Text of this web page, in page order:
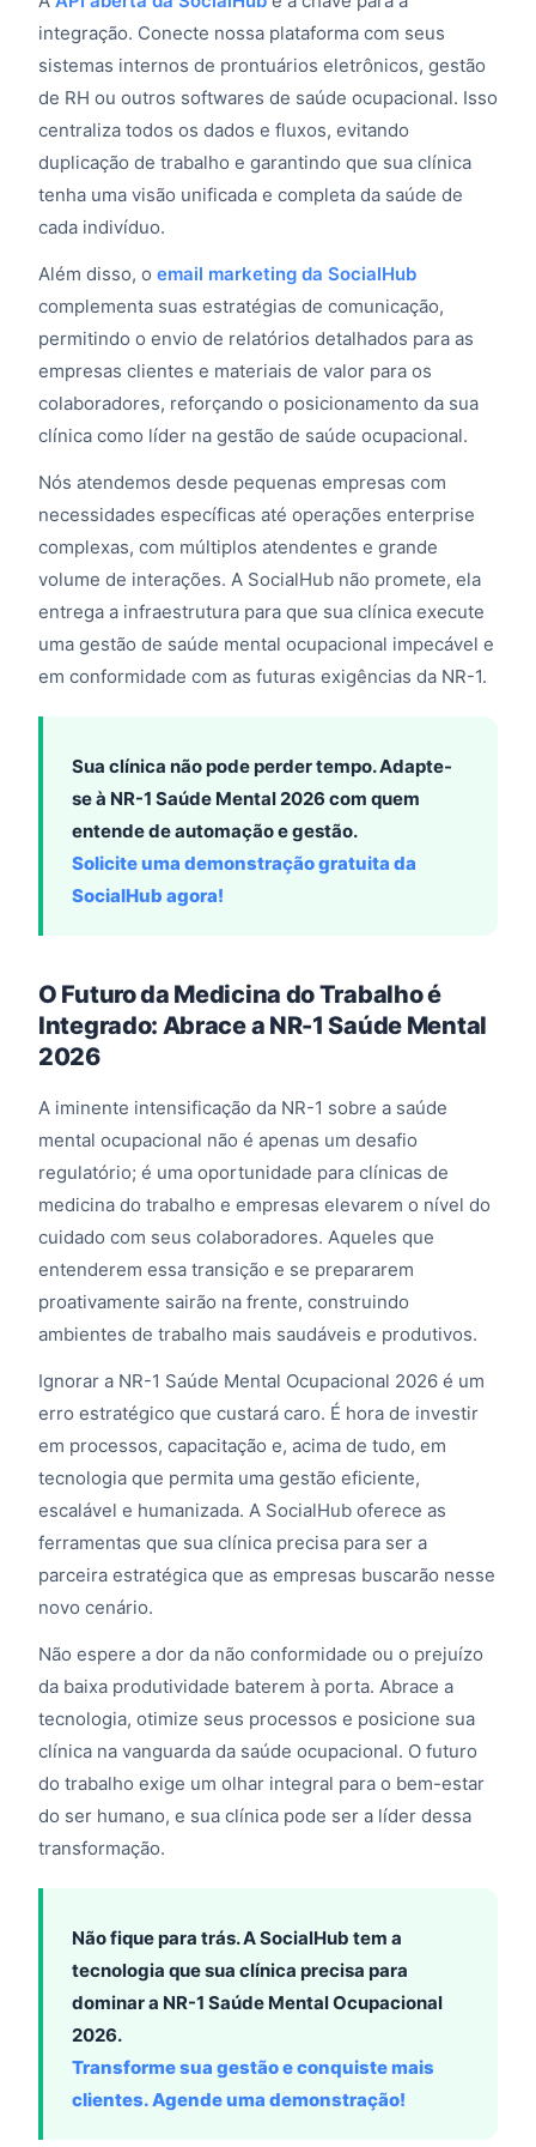
integração. Conecte nossa plataforma com seus
sistemas internos de prontuários eletrônicos, gestão
de RH ou outros softwares de saúde ocupacional. Isso
centraliza todos os dados e fluxos, evitando
duplicação de trabalho e garantindo que sua clínica
tenha uma visão unificada e completa da saúde de
cada indivíduo.
Além disso, o email marketing da SocialHub
complementa suas estratégias de comunicação,
permitindo o envio de relatórios detalhados para as
empresas clientes e materiais de valor para os
colaboradores, reforçando o posicionamento da sua
clínica como líder na gestão de saúde ocupacional.
Nós atendemos desde pequenas empresas com
necessidades específicas até operações enterprise
complexas, com múltiplos atendentes e grande
volume de interações. A SocialHub não promete, ela
entrega a infraestrutura para que sua clínica execute
uma gestão de saúde mental ocupacional impecável e
em conformidade com as futuras exigências da NR-1.
Sua clínica não pode perder tempo. Adapte-
se à NR-1 Saúde Mental 2026 com quem
entende de automação e gestão.
Solicite uma demonstração gratuita da
SocialHub agora!
O Futuro da Medicina do Trabalho é
Integrado: Abrace a NR-1 Saúde Mental
2026
A iminente intensificação da NR-1 sobre a saúde
mental ocupacional não é apenas um desafio
regulatório; é uma oportunidade para clínicas de
medicina do trabalho e empresas elevarem o nível do
cuidado com seus colaboradores. Aqueles que
entenderem essa transição e se prepararem
proativamente sairão na frente, construindo
ambientes de trabalho mais saudáveis e produtivos.
Ignorar a NR-1 Saúde Mental Ocupacional 2026 é um
erro estratégico que custará caro. É hora de investir
em processos, capacitação e, acima de tudo, em
tecnologia que permita uma gestão eficiente,
escalável e humanizada. A SocialHub oferece as
ferramentas que sua clínica precisa para ser a
parceira estratégica que as empresas buscarão nesse
novo cenário.
Não espere a dor da não conformidade ou o prejuízo
da baixa produtividade baterem à porta. Abrace a
tecnologia, otimize seus processos e posicione sua
clínica na vanguarda da saúde ocupacional. O futuro
do trabalho exige um olhar integral para o bem-estar
do ser humano, e sua clínica pode ser a líder dessa
transformação.
Não fique para trás. A SocialHub tem a
tecnologia que sua clínica precisa para
dominar a NR-1 Saúde Mental Ocupacional
2026.
Transforme sua gestão e conquiste mais
clientes. Agende uma demonstração!